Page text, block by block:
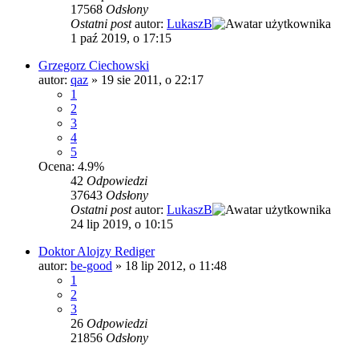
17568 Odsłony
Ostatni postautor: LukaszB
1 paź 2019, o 17:15
Grzegorz Ciechowski
autor: qaz » 19 sie 2011, o 22:17
1
2
3
4
5
Ocena: 4.9%
42 Odpowiedzi
37643 Odsłony
Ostatni postautor: LukaszB
24 lip 2019, o 10:15
Doktor Alojzy Rediger
autor: be-good » 18 lip 2012, o 11:48
1
2
3
26 Odpowiedzi
21856 Odsłony